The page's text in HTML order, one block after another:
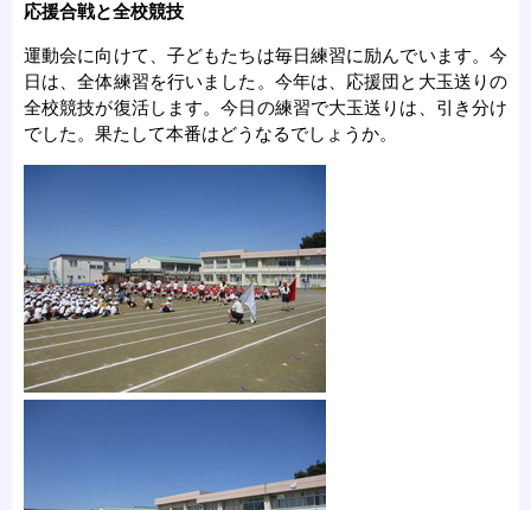
応援合戦と全校競技
運動会に向けて、子どもたちは毎日練習に励んでいます。今
日は、全体練習を行いました。今年は、応援団と大玉送りの
全校競技が復活します。今日の練習で大玉送りは、引き分け
でした。果たして本番はどうなるでしょうか。